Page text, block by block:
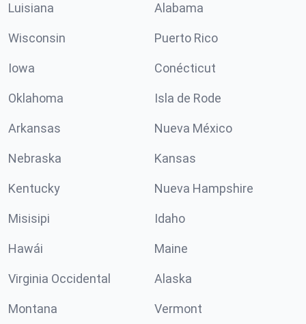
Luisiana Alabama
Wisconsin Puerto Rico
Iowa Conécticut
Oklahoma Isla de Rode
Arkansas Nueva México
Nebraska Kansas
Kentucky Nueva Hampshire
Misisipi Idaho
Hawái Maine
Virginia Occidental Alaska
Montana Vermont